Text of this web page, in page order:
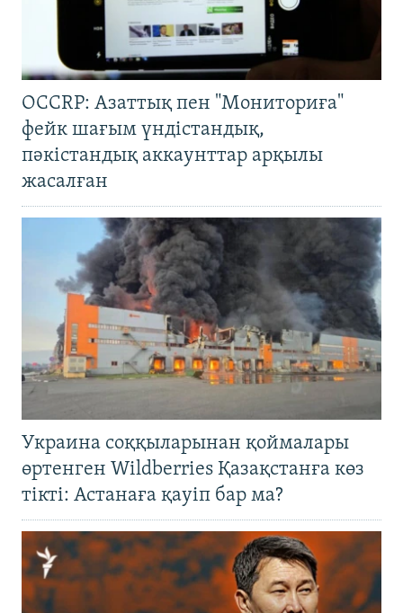
OCCRP: Азаттық пен "Мониториға"
фейк шағым үндістандық,
пәкістандық аккаунттар арқылы
жасалған
Украина соққыларынан қоймалары
өртенген Wildberries Қазақстанға көз
тікті: Астанаға қауіп бар ма?